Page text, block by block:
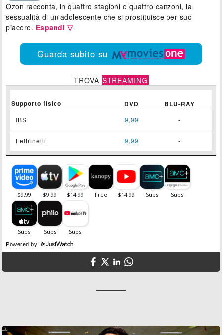
Ozon racconta, in quattro stagioni e quattro canzoni, la
sessualità di un'adolescente che si prostituisce per suo
piacere. Espandi ▽
Guarda subito su
TROVA STREAMING
Supporto fisico DVD BLU-RAY
IBS 9,99 -
Feltrinelli 9,99 -
Powered by